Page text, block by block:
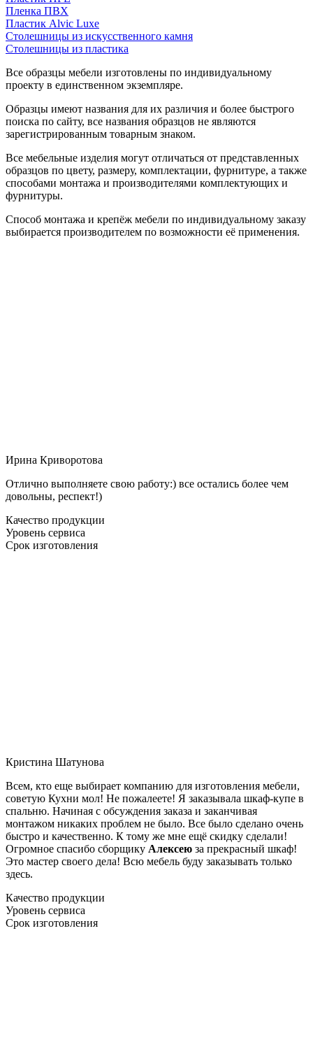
Пленка ПВХ
Пластик Alvic Luxe
Столешницы из искусственного камня
Столешницы из пластика
Все образцы мебели изготовлены по индивидуальному
проекту в единственном экземпляре.
Образцы имеют названия для их различия и более быстрого
поиска по сайту, все названия образцов не являются
зарегистрированным товарным знаком.
Все мебельные изделия могут отличаться от представленных
образцов по цвету, размеру, комплектации, фурнитуре, а также
способами монтажа и производителями комплектующих и
фурнитуры.
Способ монтажа и крепёж мебели по индивидуальному заказу
выбирается производителем по возможности её применения.
Ирина Криворотова
Отлично выполняете свою работу:) все остались более чем
довольны, респект!)
Качество продукции
Уровень сервиса
Срок изготовления
Кристина Шатунова
Всем, кто еще выбирает компанию для изготовления мебели,
советую Кухни мол! Не пожалеете! Я заказывала шкаф-купе в
спальню. Начиная с обсуждения заказа и заканчивая
монтажом никаких проблем не было. Все было сделано очень
быстро и качественно. К тому же мне ещё скидку сделали!
Огромное спасибо сборщику Алексею за прекрасный шкаф!
Это мастер своего дела! Всю мебель буду заказывать только
здесь.
Качество продукции
Уровень сервиса
Срок изготовления